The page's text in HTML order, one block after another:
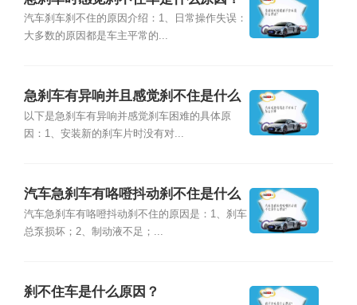
汽车刹车刹不住的原因介绍：1、日常操作失误：
大多数的原因都是车主平常的...
急刹车有异响并且感觉刹不住是什么
原因?
以下是急刹车有异响并感觉刹车困难的具体原
因：1、安装新的刹车片时没有对...
汽车急刹车有咯噔抖动刹不住是什么
原因？
汽车急刹车有咯噔抖动刹不住的原因是：1、刹车
总泵损坏；2、制动液不足；...
刹不住车是什么原因？